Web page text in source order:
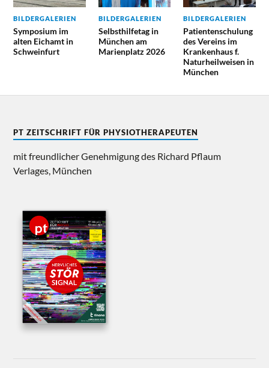
BILDERGALERIEN
Symposium im
alten Eichamt in
Schweinfurt
BILDERGALERIEN
Selbsthilfetag in
München am
Marienplatz 2026
BILDERGALERIEN
Patientenschulung
des Vereins im
Krankenhaus f.
Naturheilweisen in
München
PT ZEITSCHRIFT FÜR PHYSIOTHERAPEUTEN
mit freundlicher Genehmigung des Richard Pflaum
Verlages, München